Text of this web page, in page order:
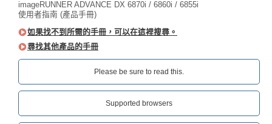
imageRUNNER ADVANCE DX 6870i / 6860i / 6855i
使用者指南 (產品手冊)
如果找不到所需的手冊，可以在這裡搜尋。
尋找其他產品的手冊
Please be sure to read this.‎
Supported browsers